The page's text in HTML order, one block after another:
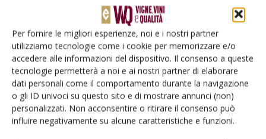
Per fornire le migliori esperienze, noi e i nostri partner
utilizziamo tecnologie come i cookie per memorizzare e/o
accedere alle informazioni del dispositivo. Il consenso a queste
tecnologie permetterà a noi e ai nostri partner di elaborare
dati personali come il comportamento durante la navigazione
o gli ID univoci su questo sito e di mostrare annunci (non)
personalizzati. Non acconsentire o ritirare il consenso può
influire negativamente su alcune caratteristiche e funzioni.
ATTUALITÀ